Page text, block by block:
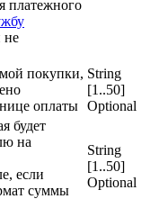
платежного
не
покупки,
оплаты
String
[1..50]
Optional
будет
на
если
суммы
String
[1..50]
Optional